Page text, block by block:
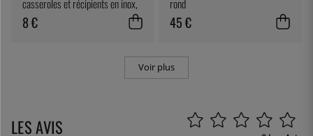
casseroles et récipients en inox,
750 ml - Demeyere
8 €
rond
45 €
Voir plus
LES AVIS